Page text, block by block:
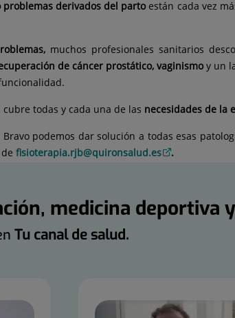
derivados del partoestán cada vez
muchos profesionales sanitarios
de cáncer prostático, vaginismoy un
todas y cada una de las necesidades de la
podemos dar solución a todas esas
fisioterapia.rjb@quironsalud.es .
medicina deportiva
Tu canal de salud.